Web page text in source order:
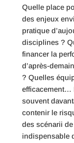
Quelle place
des enjeux
pratique
disciplines ?
financer la
d’après-
? Quelles
efficacement…
souvent
contenir le
des scénarii
indispensable